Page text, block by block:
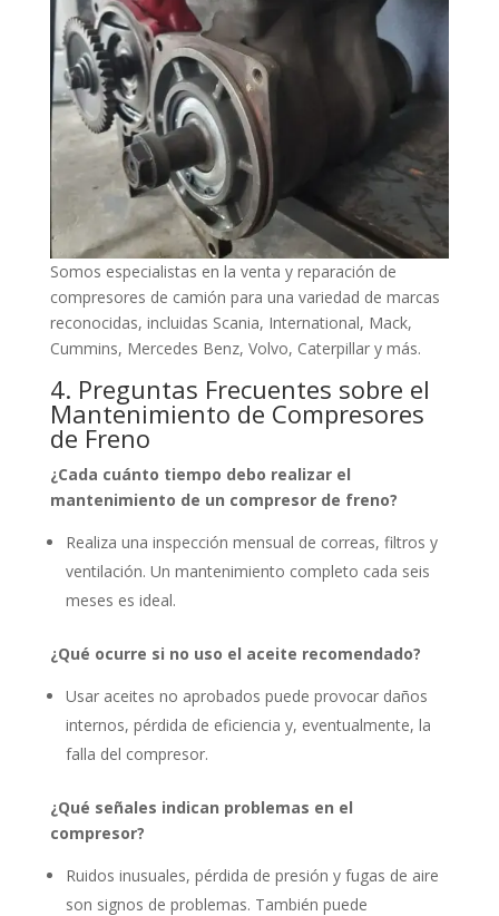
Somos especialistas en la venta y reparación de
compresores de camión para una variedad de marcas
reconocidas, incluidas Scania, International, Mack,
Cummins, Mercedes Benz, Volvo, Caterpillar y más.
4. Preguntas Frecuentes sobre el
Mantenimiento de Compresores
de Freno
¿Cada cuánto tiempo debo realizar el
mantenimiento de un compresor de freno?
Realiza una inspección mensual de correas, filtros y
ventilación. Un mantenimiento completo cada seis
meses es ideal.
¿Qué ocurre si no uso el aceite recomendado?
Usar aceites no aprobados puede provocar daños
internos, pérdida de eficiencia y, eventualmente, la
falla del compresor.
¿Qué señales indican problemas en el
compresor?
Ruidos inusuales, pérdida de presión y fugas de aire
son signos de problemas. También puede